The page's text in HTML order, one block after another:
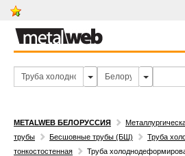
METALWEB БЕЛОРУССИЯ
трубы
Бесшовные трубы (БШ)
Труба
тонкостостенная
Труба